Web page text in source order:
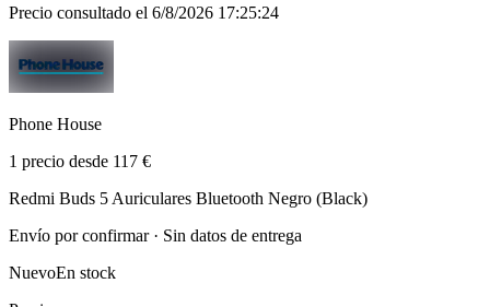
Precio consultado el 6/8/2026 17:25:24
Phone House
1 precio desde 117 €
Redmi Buds 5 Auriculares Bluetooth Negro (Black)
Envío por confirmar · Sin datos de entrega
NuevoEn stock